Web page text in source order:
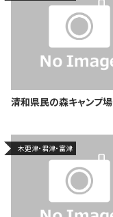
清和県民の森キャンプ場
木更津・君津・富津